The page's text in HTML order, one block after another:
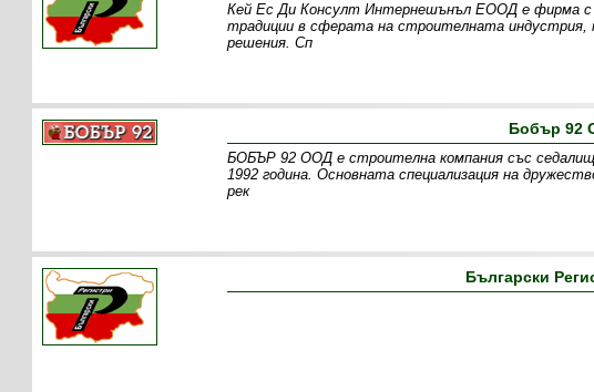
Кей Ес Ди Консулт Интернешънъл ЕООД е фирма с
традиции в сферата на строителната индустрия,
решения. Сп
Бобър 92
БОБЪР 92 ООД е строителна компания със
1992 година. Основната специализация на
рек
Български